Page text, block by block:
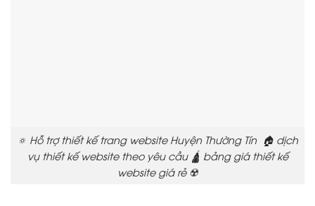
🔅 Hỗ trợ thiết kế trang website Huyện Thường Tín 🏠 dịch
vụ thiết kế website theo yêu cầu 🛕 bảng giá thiết kế
website giá rẻ ☢️